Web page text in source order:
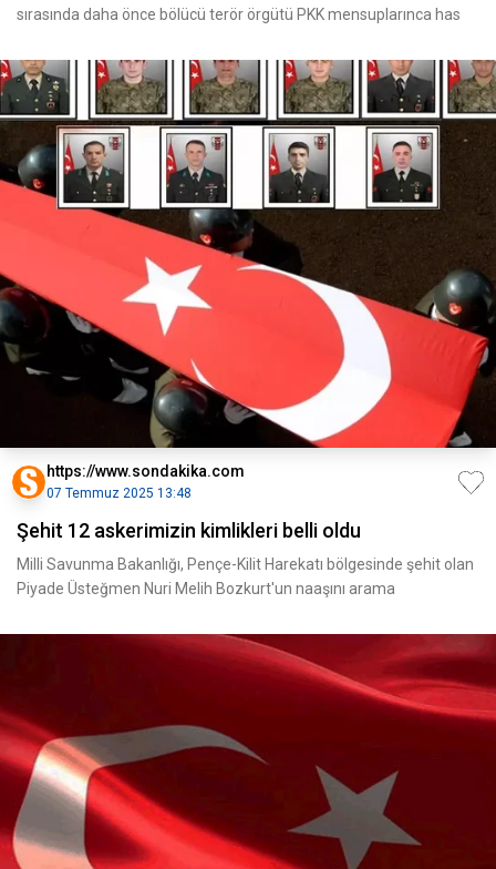
sırasında daha önce bölücü terör örgütü PKK mensuplarınca has
https://www.sondakika.com
07 Temmuz 2025 13:48
Şehit 12 askerimizin kimlikleri belli oldu
Milli Savunma Bakanlığı, Pençe-Kilit Harekatı bölgesinde şehit olan
Piyade Üsteğmen Nuri Melih Bozkurt'un naaşını arama